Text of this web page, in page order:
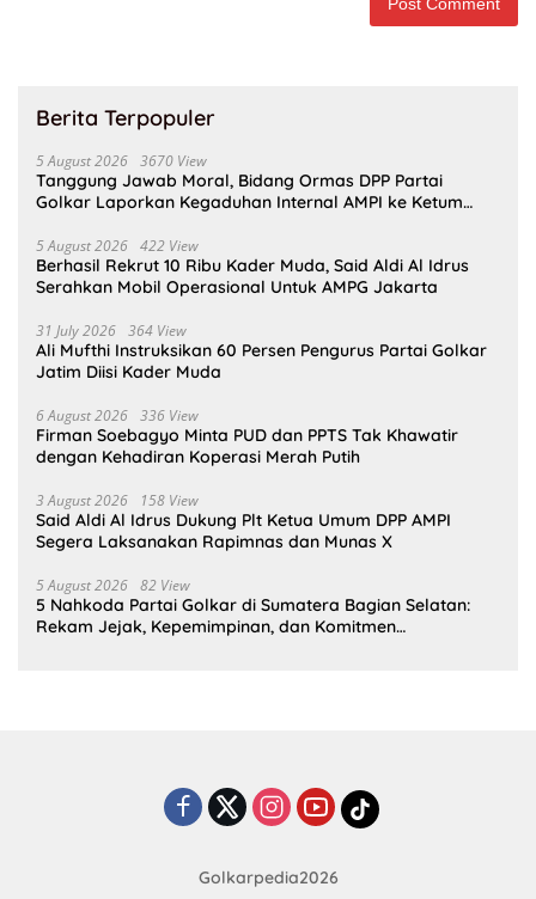
Berita Terpopuler
5 August 2026 3670 View
Tanggung Jawab Moral, Bidang Ormas DPP Partai
Golkar Laporkan Kegaduhan Internal AMPI ke Ketum
5 August 2026 422 View
Berhasil Rekrut 10 Ribu Kader Muda, Said Aldi Al Idrus
Serahkan Mobil Operasional Untuk AMPG Jakarta
31 July 2026 364 View
Ali Mufthi Instruksikan 60 Persen Pengurus Partai Golkar
Jatim Diisi Kader Muda
6 August 2026 336 View
Firman Soebagyo Minta PUD dan PPTS Tak Khawatir
dengan Kehadiran Koperasi Merah Putih
3 August 2026 158 View
Said Aldi Al Idrus Dukung Plt Ketua Umum DPP AMPI
Segera Laksanakan Rapimnas dan Munas X
5 August 2026 82 View
5 Nahkoda Partai Golkar di Sumatera Bagian Selatan:
Rekam Jejak, Kepemimpinan, dan Komitmen
Golkarpedia2026